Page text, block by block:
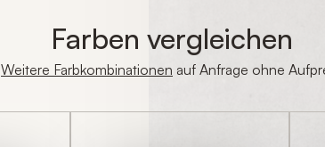
erhalten möchten (Farbe,
Frachtkosten ist die Angabe der
Farben vergleichen
Weitere Farbkombinationen auf Anfrage ohne